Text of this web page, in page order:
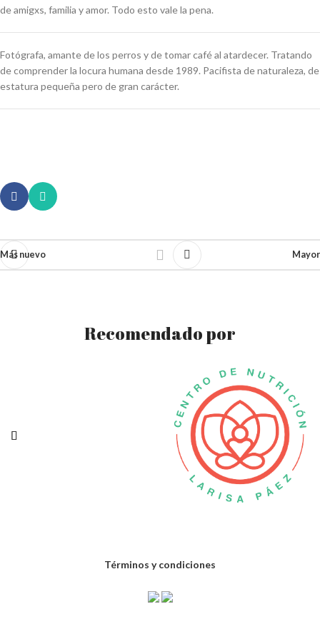
de amigxs, familia y amor. Todo esto vale la pena.
Fotógrafa, amante de los perros y de tomar café al atardecer. Tratando
de comprender la locura humana desde 1989. Pacifista de naturaleza, de
estatura pequeña pero de gran carácter.
Más nuevo Mayor
Recomendado por
Términos y condiciones